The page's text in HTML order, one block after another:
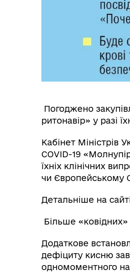
Погоджено
ритонавір» у разі
Кабінет Міністрів
COVID-19
їхніх клінічних
чи Європейському
Детальніше на
Більше
Додаткове
дефіциту кисню
одномоментного